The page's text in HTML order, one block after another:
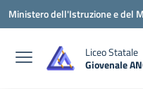
Vai ai contenuti
Vai al menu di navigazione
Vai al footer
Ministero dell'Istruzione e del
Liceo Statale
Giovenale